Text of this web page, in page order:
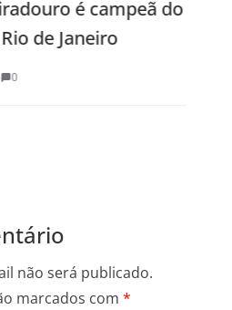
é campeã do
Janeiro
não será publicado.
marcados com *